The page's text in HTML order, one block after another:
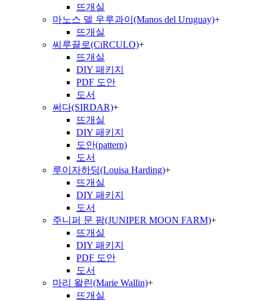
뜨개실
마노스 델 우루과이(Manos del Uruguay)+
뜨개실
씨루끌로(CiRCULO)+
뜨개실
DIY 패키지
PDF 도안
도서
써다(SIRDAR)+
뜨개실
DIY 패키지
도안(pattern)
도서
루이자하딩(Louisa Harding)+
뜨개실
DIY 패키지
도서
주니퍼 문 팜(JUNIPER MOON FARM)+
뜨개실
DIY 패키지
PDF 도안
도서
마리 왈린(Marie Wallin)+
뜨개실